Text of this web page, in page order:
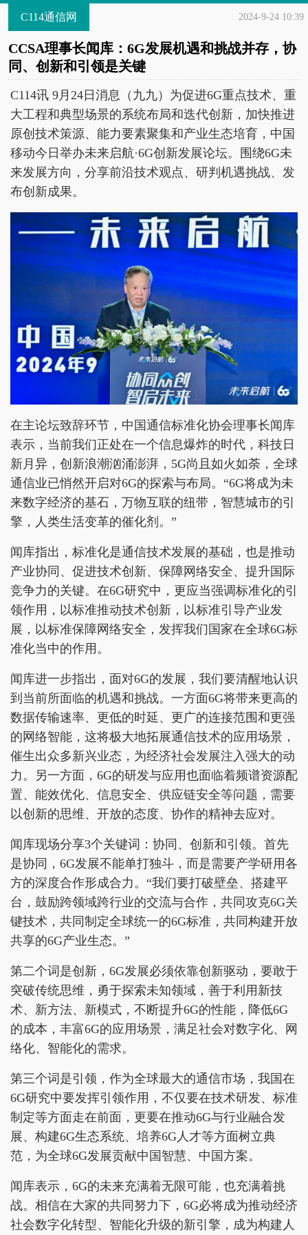
C114通信网 2024-9-24 10:39
CCSA理事长闻库：6G发展机遇和挑战并存，协
同、创新和引领是关键
C114讯 9月24日消息（九九）为促进6G重点技术、重
大工程和典型场景的系统布局和迭代创新，加快推进
原创技术策源、能力要素聚集和产业生态培育，中国
移动今日举办未来启航·6G创新发展论坛。围绕6G未
来发展方向，分享前沿技术观点、研判机遇挑战、发
布创新成果。
在主论坛致辞环节，中国通信标准化协会理事长闻库
表示，当前我们正处在一个信息爆炸的时代，科技日
新月异，创新浪潮汹涌澎湃，5G尚且如火如荼，全球
通信业已悄然开启对6G的探索与布局。“6G将成为未
来数字经济的基石，万物互联的纽带，智慧城市的引
擎，人类生活变革的催化剂。”
闻库指出，标准化是通信技术发展的基础，也是推动
产业协同、促进技术创新、保障网络安全、提升国际
竞争力的关键。在6G研究中，更应当强调标准化的引
领作用，以标准推动技术创新，以标准引导产业发
展，以标准保障网络安全，发挥我们国家在全球6G标
准化当中的作用。
闻库进一步指出，面对6G的发展，我们要清醒地认识
到当前所面临的机遇和挑战。一方面6G将带来更高的
数据传输速率、更低的时延、更广的连接范围和更强
的网络智能，这将极大地拓展通信技术的应用场景，
催生出众多新兴业态，为经济社会发展注入强大的动
力。另一方面，6G的研发与应用也面临着频谱资源配
置、能效优化、信息安全、供应链安全等问题，需要
以创新的思维、开放的态度、协作的精神去应对。
闻库现场分享3个关键词：协同、创新和引领。首先
是协同，6G发展不能单打独斗，而是需要产学研用各
方的深度合作形成合力。“我们要打破壁垒、搭建平
台，鼓励跨领域跨行业的交流与合作，共同攻克6G关
键技术，共同制定全球统一的6G标准，共同构建开放
共享的6G产业生态。”
第二个词是创新，6G发展必须依靠创新驱动，要敢于
突破传统思维，勇于探索未知领域，善于利用新技
术、新方法、新模式，不断提升6G的性能，降低6G
的成本，丰富6G的应用场景，满足社会对数字化、网
络化、智能化的需求。
第三个词是引领，作为全球最大的通信市场，我国在
6G研究中要发挥引领作用，不仅要在技术研发、标准
制定等方面走在前面，更要在推动6G与行业融合发
展、构建6G生态系统、培养6G人才等方面树立典
范，为全球6G发展贡献中国智慧、中国方案。
闻库表示，6G的未来充满着无限可能，也充满着挑
战。相信在大家的共同努力下，6G必将成为推动经济
社会数字化转型、智能化升级的新引擎，成为构建人